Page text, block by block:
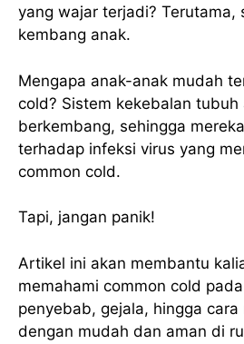
yang wajar terjadi? Terutama,
kembang anak.
Mengapa anak-anak mudah
cold? Sistem kekebalan tubuh
berkembang, sehingga
terhadap infeksi virus yang
common cold.
Tapi, jangan panik!
Artikel ini akan membantu
memahami common cold
penyebab, gejala, hingga cara
dengan mudah dan aman di